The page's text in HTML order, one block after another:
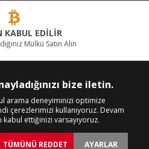
KABUL EDİLİR
Mülkü Satın Alın
BİZİ TAKİP EDİN
bize iletin.
arama deneyiminizi optimize
çerezlerimizi kullanıyoruz. Devam
kabul ettiğinizi varsayıyoruz.
TÜMÜNÜ REDDET AYARLAR